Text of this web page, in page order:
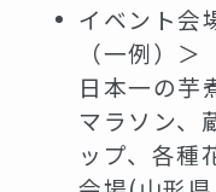
イベント会
（一例）＞
日本一の芋
マラソン、
ップ、各種